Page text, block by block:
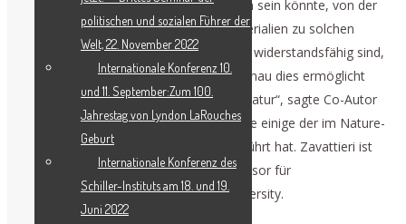
„Diese Arbeit zeigt uns, dass es möglich sein könnte, von der
Verwendung von starken, spröden Materialien zu solchen
überzugehen, die sowohl stark als auch widerstandsfähig sind,
indem sie die Bruchenergie ableiten. Genau dies ermöglicht
dem teuflischen Eisenplattenkäfer die Natur“, sagte Co-Autor
Pablo Zavattieri, dessen Labor in Purdue einige der im Nature-
Magazin behandelten Studien durchgeführt hat. Zavattieri ist
Jerry M. und Lynda T. Engelhardt-Professor für
Bauingenieurwesen an der Purdue University.
politischen und sozialen Führer der
Welt, 22. November 2022
Internationale Konferenz 10.
und 11. September:Zum 100.
Jahrestag von Lyndon LaRouches
Geburt
Internationale Konferenz des
Schiller-Instituts am 18. und 19.
Juni 2022